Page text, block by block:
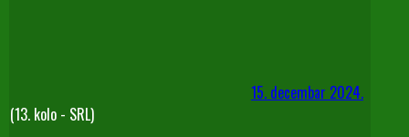
15. decembar 2024.
(13. kolo - SRL)